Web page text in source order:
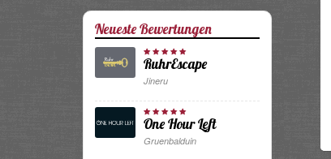
Neueste Bewertungen
RuhrEscape
Jineru
One Hour Left
Gruenbalduin